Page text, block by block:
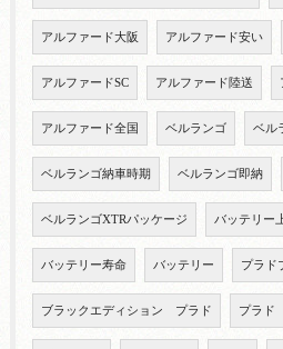
アルファード大阪 アルファード安い
アルファードSC アルファード陸送
アルファード全国 ベルランゴ ベル
ベルランゴ納車時期 ベルランゴ即納
ベルランゴXTRパッケージ バッテリー
バッテリー寿命 バッテリー プラド
ブラックエディション プラド プラ